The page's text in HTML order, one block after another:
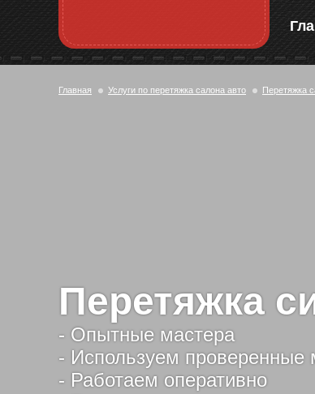
Главная Услуги по перетяжка салона авто Перетяжка
Перетяжка
- Опытные мастера
- Используем проверенные
- Работаем оперативно